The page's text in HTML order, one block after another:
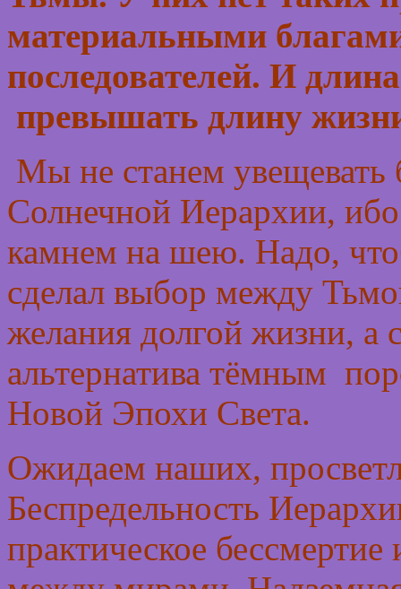
материальными
последователей. И
превышать длину
Мы не станем увещевать
Солнечной Иерархии,
камнем на шею. Надо,
сделал выбор между
желания долгой жизни, а
альтернатива тёмным
Новой Эпохи Света.
Ожидаем наших,
Беспредельность
практическое